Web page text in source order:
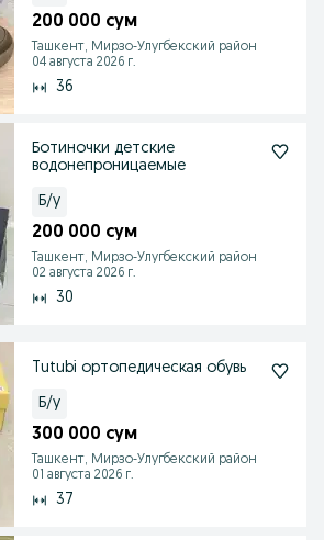
200 000 сум
Ташкент, Мирзо-Улугбекский район
04 августа 2026 г.
36
Ботиночки детские
водонепроницаемые
Б/у
200 000 сум
Ташкент, Мирзо-Улугбекский район
02 августа 2026 г.
30
Tutubi ортопедическая обувь
Б/у
300 000 сум
Ташкент, Мирзо-Улугбекский район
01 августа 2026 г.
37